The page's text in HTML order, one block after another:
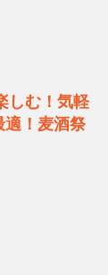
しむ！気軽
！麦酒祭